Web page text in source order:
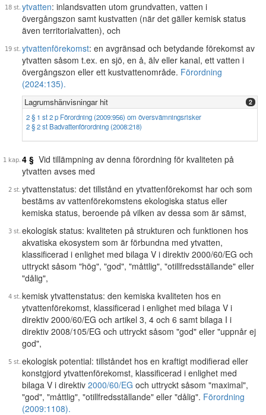
ytvatten: inlandsvatten utom grundvatten, vatten i
övergångszon samt kustvatten (när det gäller kemisk status
även territorialvatten), och
ytvattenförekomst: en avgränsad och betydande förekomst av
ytvatten såsom t.ex. en sjö, en å, älv eller kanal, ett vatten i
övergångszon eller ett kustvattenområde. Förordning
(2024:135).
Lagrumshänvisningar hit 2
2 § 1 st 2 p Förordning (2009:956) om översvämningsrisker
2 § 2 st Badvattenförordning (2008:218)
4 § Vid tillämpning av denna förordning för kvaliteten på
ytvatten avses med
ytvattenstatus: det tillstånd en ytvattenförekomst har och som
bestäms av vattenförekomstens ekologiska status eller
kemiska status, beroende på vilken av dessa som är sämst,
ekologisk status: kvaliteten på strukturen och funktionen hos
akvatiska ekosystem som är förbundna med ytvatten,
klassificerad i enlighet med bilaga V i direktiv 2000/60/EG och
uttryckt såsom "hög", "god", "måttlig", "otillfredsställande" eller
"dålig",
kemisk ytvattenstatus: den kemiska kvaliteten hos en
ytvattenförekomst, klassificerad i enlighet med bilaga V i
direktiv 2000/60/EG och artikel 3, 4 och 6 samt bilaga I i
direktiv 2008/105/EG och uttryckt såsom "god" eller "uppnår ej
god",
ekologisk potential: tillståndet hos en kraftigt modifierad eller
konstgjord ytvattenförekomst, klassificerad i enlighet med
bilaga V i direktiv 2000/60/EG och uttryckt såsom "maximal",
"god", "måttlig", "otillfredsställande" eller "dålig". Förordning
(2009:1108).